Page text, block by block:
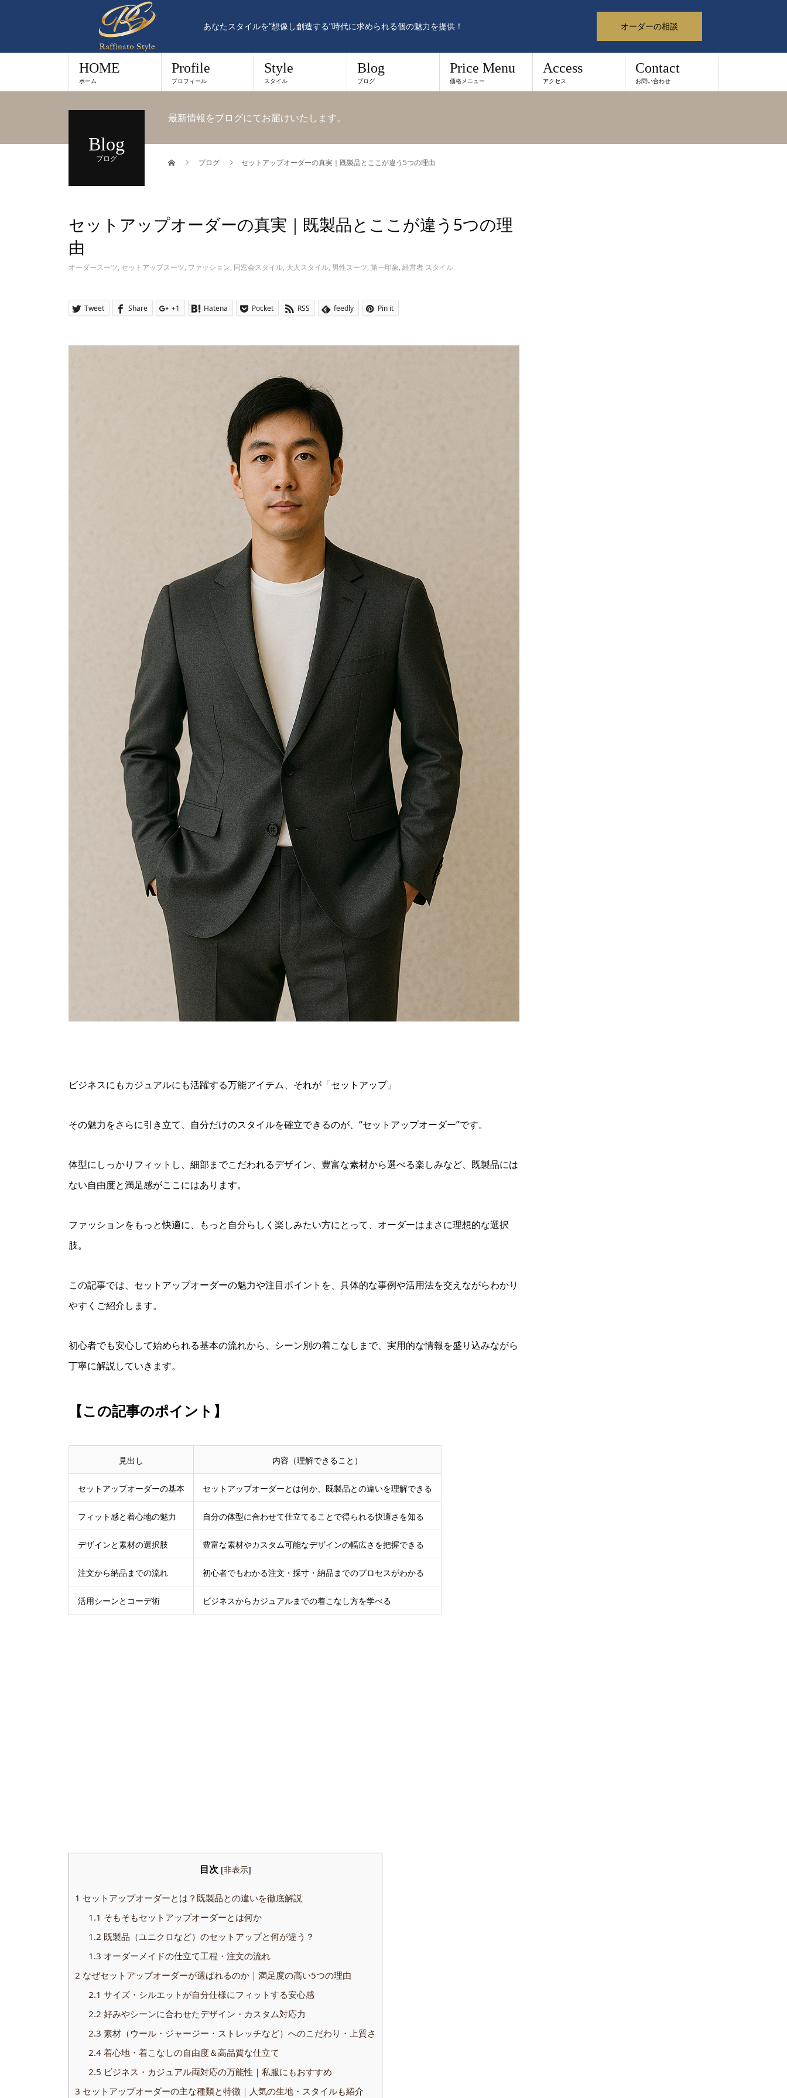
あなたスタイルを”想像し創造する”時代に求められる個の魅力を提供！ オーダーの相談
HOME
ホーム
Profile
プロフィール
Style
スタイル
Blog
ブログ
Price Menu
価格メニュー
Access
アクセス
Contact
お問い合わせ
Blog
ブログ
最新情報をブログにてお届けいたします。
ブログ セットアップオーダーの真実｜既製品とここが違う5つの理由
セットアップオーダーの真実｜既製品とここが違う5つの理
由
オーダースーツ, セットアップスーツ, ファッション, 同窓会スタイル, 大人スタイル, 男性スーツ, 第一印象, 経営者 スタイル
Tweet Share +1 Hatena Pocket RSS feedly Pin it
ビジネスにもカジュアルにも活躍する万能アイテム、それが「セットアップ」
その魅力をさらに引き立て、自分だけのスタイルを確立できるのが、“セットアップオーダー”です。
体型にしっかりフィットし、細部までこだわれるデザイン、豊富な素材から選べる楽しみなど、既製品には
ない自由度と満足感がここにはあります。
ファッションをもっと快適に、もっと自分らしく楽しみたい方にとって、オーダーはまさに理想的な選択
肢。
この記事では、セットアップオーダーの魅力や注目ポイントを、具体的な事例や活用法を交えながらわかり
やすくご紹介します。
初心者でも安心して始められる基本の流れから、シーン別の着こなしまで、実用的な情報を盛り込みながら
丁寧に解説していきます。
【この記事のポイント】
見出し 内容（理解できること）
セットアップオーダーの基本 セットアップオーダーとは何か、既製品との違いを理解できる
フィット感と着心地の魅力 自分の体型に合わせて仕立てることで得られる快適さを知る
デザインと素材の選択肢 豊富な素材やカスタム可能なデザインの幅広さを把握できる
注文から納品までの流れ 初心者でもわかる注文・採寸・納品までのプロセスがわかる
活用シーンとコーデ術 ビジネスからカジュアルまでの着こなし方を学べる
目次 [非表示]
1 セットアップオーダーとは？既製品との違いを徹底解説
1.1 そもそもセットアップオーダーとは何か
1.2 既製品（ユニクロなど）のセットアップと何が違う？
1.3 オーダーメイドの仕立て工程・注文の流れ
2 なぜセットアップオーダーが選ばれるのか｜満足度の高い5つの理由
2.1 サイズ・シルエットが自分仕様にフィットする安心感
2.2 好みやシーンに合わせたデザイン・カスタム対応力
2.3 素材（ウール・ジャージー・ストレッチなど）へのこだわり・上質さ
2.4着心地・着こなしの自由度＆高品質な仕立て
2.5 ビジネス・カジュアル両対応の万能性｜私服にもおすすめ
3 セットアップオーダーの主な種類と特徴｜人気の生地・スタイルも紹介